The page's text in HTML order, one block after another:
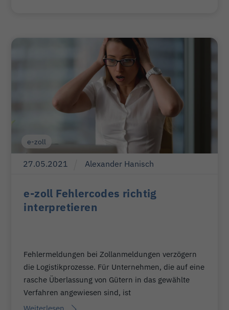
e-zoll
27.05.2021 Alexander Hanisch
e-zoll Fehlercodes richtig
interpretieren
Fehlermeldungen bei Zollanmeldungen verzögern
die Logistikprozesse. Für Unternehmen, die auf eine
rasche Überlassung von Gütern in das gewählte
Verfahren angewiesen sind, ist